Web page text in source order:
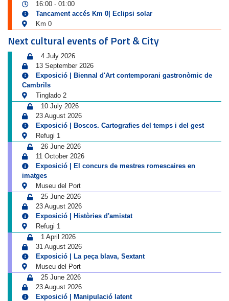
16:00 - 01:00
Tancament accés Km 0| Eclipsi solar
Km 0
Next cultural events of Port & City
4 July 2026
13 September 2026
Exposició | Biennal d'Art contemporani gastronòmic de
Cambrils
Tinglado 2
10 July 2026
23 August 2026
Exposició | Boscos. Cartografies del temps i del gest
Refugi 1
26 June 2026
11 October 2026
Exposició | El concurs de mestres romescaires en
imatges
Museu del Port
25 June 2026
23 August 2026
Exposició | Històries d'amistat
Refugi 1
1 April 2026
31 August 2026
Exposició | La peça blava, Sextant
Museu del Port
25 June 2026
23 August 2026
Exposició | Manipulació latent